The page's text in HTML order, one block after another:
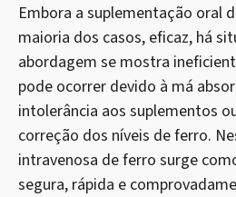
Embora a suplementação oral
maioria dos casos, eficaz, há
abordagem se mostra
pode ocorrer devido à má
intolerância aos suplementos
correção dos níveis de ferro.
intravenosa de ferro surge
segura, rápida e